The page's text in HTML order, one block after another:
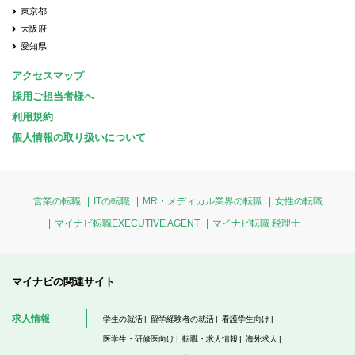
東京都
大阪府
愛知県
アクセスマップ
採用ご担当者様へ
利用規約
個人情報の取り扱いについて
営業の転職 ITの転職 MR・メディカル業界の転職
女性の転職
マイナビ転職EXECUTIVE AGENT
マイナビ転職 税理士
マイナビの関連サイト
求人情報 学生の就活 留学経験者の就活 看護学生向け
医学生・研修医向け 転職・求人情報 海外求人